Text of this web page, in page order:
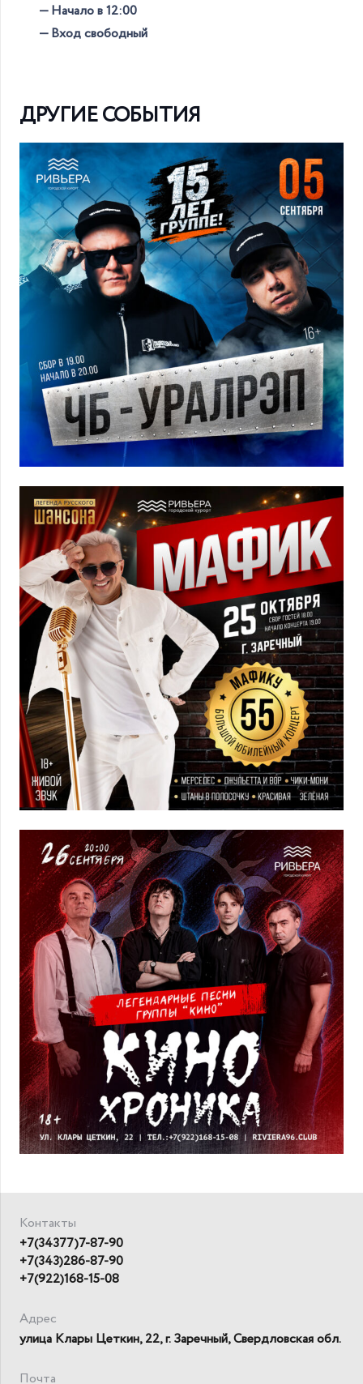
— Начало в 12:00
— Вход свободный
ДРУГИЕ СОБЫТИЯ
Контакты
+7(34377)7-87-90
+7(343)286-87-90
+7(922)168-15-08
Адрес
улица Клары Цеткин, 22, г. Заречный, Свердловская обл.
Почта